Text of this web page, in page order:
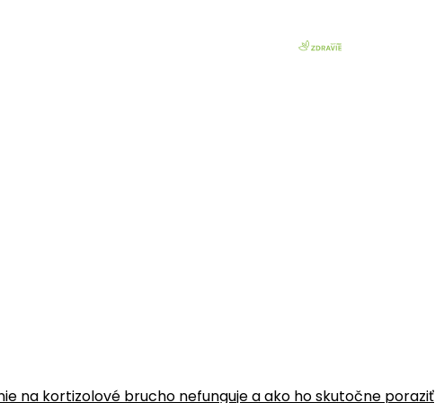
na kortizolové brucho nefunguje a ako ho skutočne poraziť